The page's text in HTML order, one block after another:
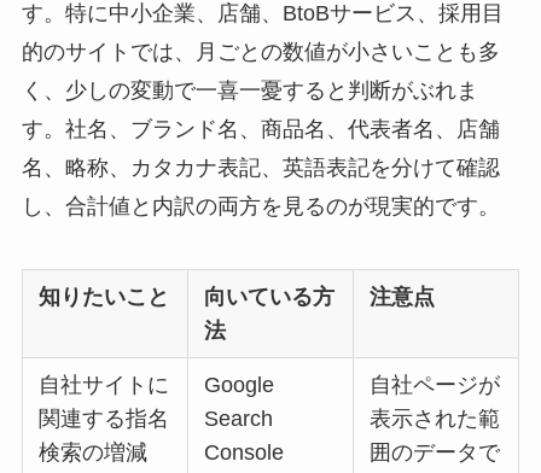
す。特に中小企業、店舗、BtoBサービス、採用目
的のサイトでは、月ごとの数値が小さいことも多
く、少しの変動で一喜一憂すると判断がぶれま
す。社名、ブランド名、商品名、代表者名、店舗
名、略称、カタカナ表記、英語表記を分けて確認
し、合計値と内訳の両方を見るのが現実的です。
知りたいこと
向いている方
法
注意点
自社サイトに
関連する指名
検索の増減
Google
Search
Console
自社ページが
表示された範
囲のデータで